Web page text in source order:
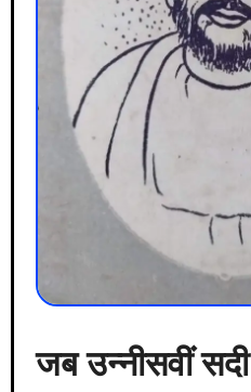
जब उन्नीसवीं